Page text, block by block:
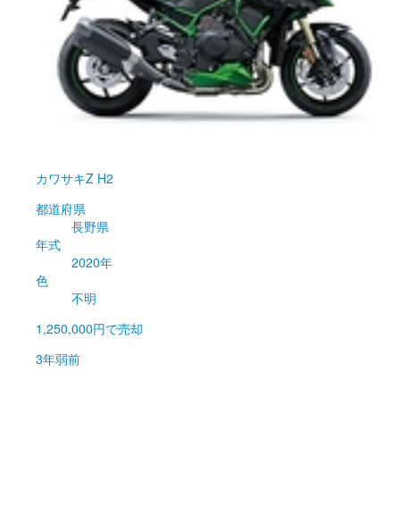
カワサキZ H2
都道府県
長野県
年式
2020年
色
不明
1,250,000円で売却
3年弱前